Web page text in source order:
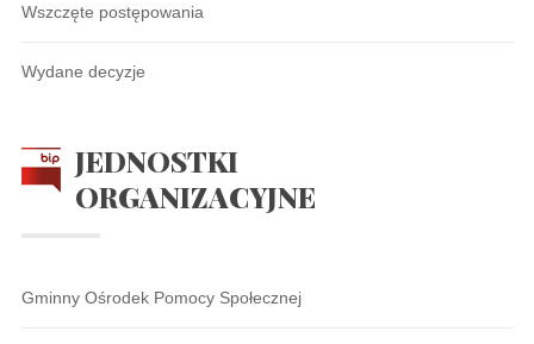
Wszczęte postępowania
Wydane decyzje
JEDNOSTKI
ORGANIZACYJNE
Gminny Ośrodek Pomocy Społecznej